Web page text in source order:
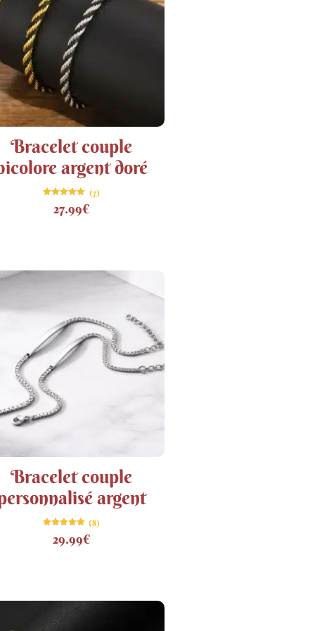
Bracelet couple
argent doré
4.86
sur 5
(7)
27.99€
Bracelet couple
argent
5.00
sur 5
(8)
29.99€